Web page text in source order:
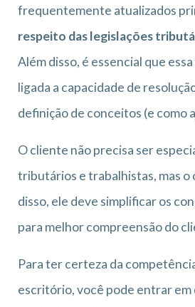
frequentemente atualizados
respeito das legislações
Além disso, é essencial que
ligada a capacidade de
definição de conceitos (e como
O cliente não precisa ser
tributários e trabalhistas, mas o
disso, ele deve simplificar os
para melhor compreensão do
Para ter certeza da
escritório, você pode entrar em